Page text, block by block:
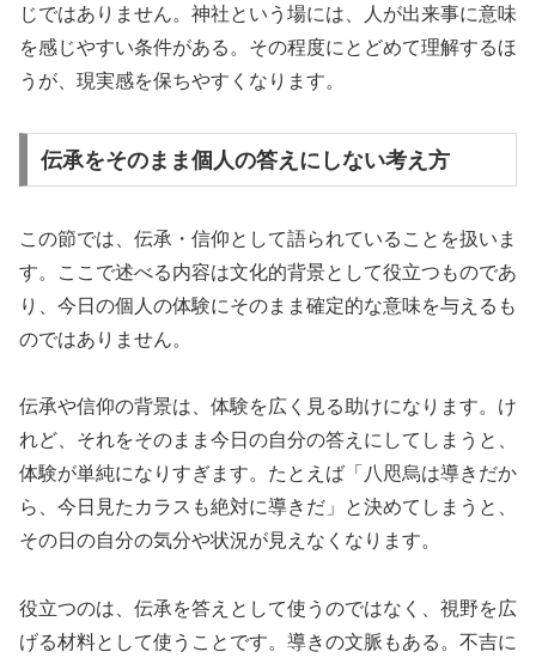
じではありません。神社という場には、人が出来事に意味
を感じやすい条件がある。その程度にとどめて理解するほ
うが、現実感を保ちやすくなります。
伝承をそのまま個人の答えにしない考え方
この節では、伝承・信仰として語られていることを扱いま
す。ここで述べる内容は文化的背景として役立つものであ
り、今日の個人の体験にそのまま確定的な意味を与えるも
のではありません。
伝承や信仰の背景は、体験を広く見る助けになります。け
れど、それをそのまま今日の自分の答えにしてしまうと、
体験が単純になりすぎます。たとえば「八咫烏は導きだか
ら、今日見たカラスも絶対に導きだ」と決めてしまうと、
その日の自分の気分や状況が見えなくなります。
役立つのは、伝承を答えとして使うのではなく、視野を広
げる材料として使うことです。導きの文脈もある。不吉に